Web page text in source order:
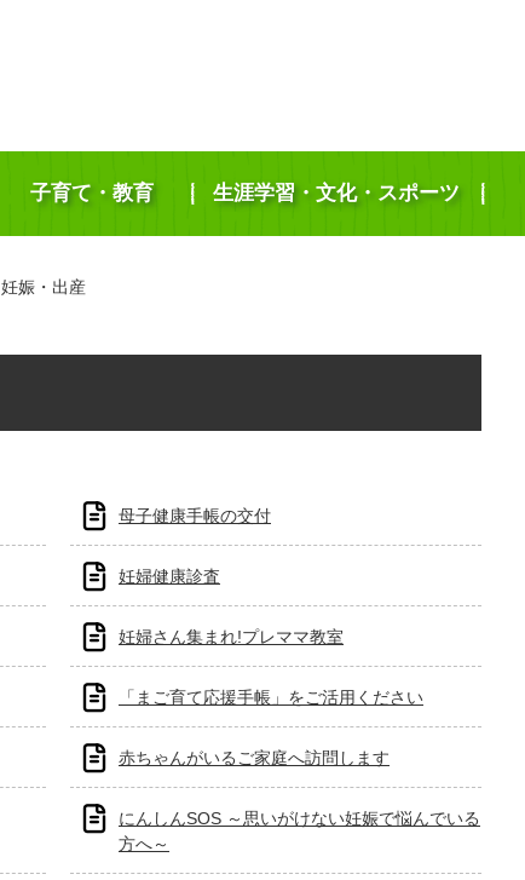
子育て・教育 生涯学習・文化・スポーツ
妊娠・出産
母子健康手帳の交付
妊婦健康診査
妊婦さん集まれ!プレママ教室
「まご育て応援手帳」をご活用ください
赤ちゃんがいるご家庭へ訪問します
にんしんSOS ～思いがけない妊娠で悩んでいる
方へ～